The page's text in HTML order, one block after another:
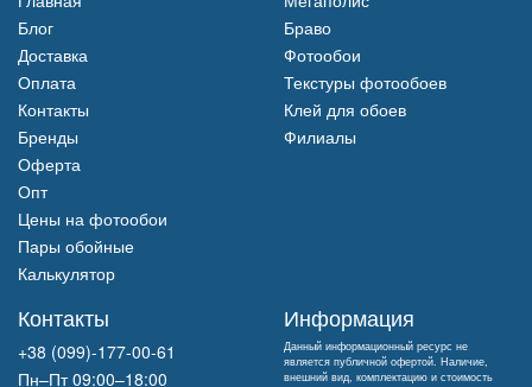
Блог
Доставка
Оплата
Контакты
Бренды
Оферта
Опт
Цены на фотообои
Пары обойные
Калькулятор
Браво
Фотообои
Текстуры фотообоев
Клей для обоев
Филиалы
Контакты
+38 (099)-177-00-61
Пн–Пт 09:00–18:00
Информация
Данный информационный ресурс не
является публичной офертой. Наличие,
внешний вид, комплектацию и стоимость